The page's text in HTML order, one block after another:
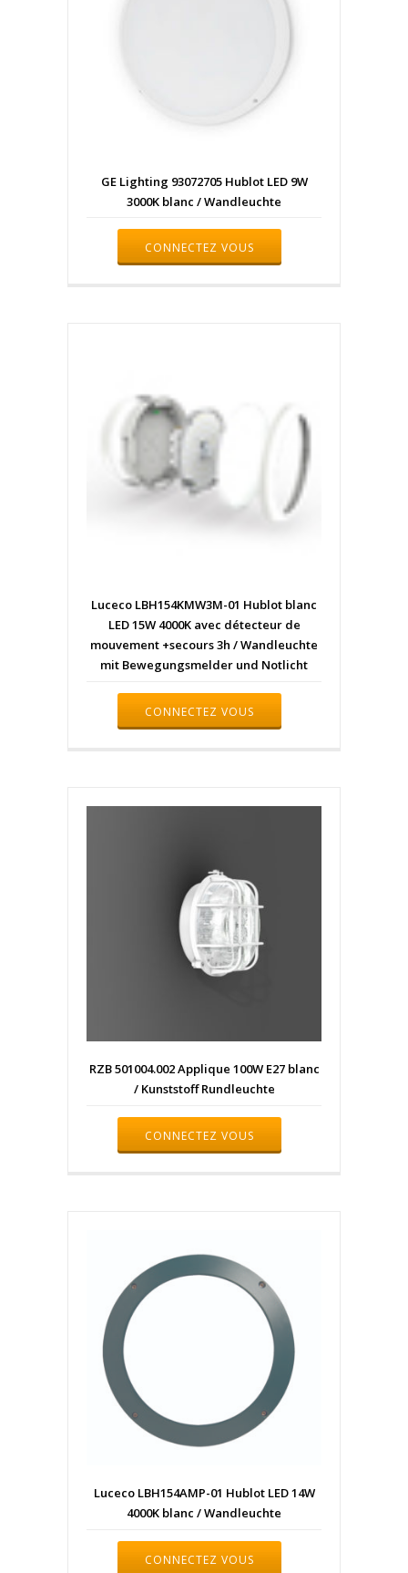
GE Lighting 93072705 Hublot LED 9W
3000K blanc / Wandleuchte
CONNECTEZ VOUS
Luceco LBH154KMW3M-01 Hublot blanc
LED 15W 4000K avec détecteur de
mouvement +secours 3h / Wandleuchte
mit Bewegungsmelder und Notlicht
CONNECTEZ VOUS
RZB 501004.002 Applique 100W E27 blanc
/ Kunststoff Rundleuchte
CONNECTEZ VOUS
Luceco LBH154AMP-01 Hublot LED 14W
4000K blanc / Wandleuchte
CONNECTEZ VOUS